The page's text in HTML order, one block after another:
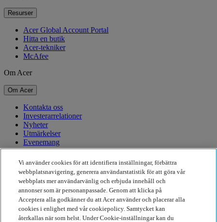
Resurser
Acer Global Account Portal
Hitta en butik
Acer-tekniker
McAfee
Om Acer
Om Acer
Kontakta oss
Investerarrelationer
Nyheter
Utmärkelser
Evenemang
Hållbarhet
Hållbarhet
Företagets sociala ansvar
Produktens koldioxidutsläpp
Project Humanity
Earthion
Vi använder cookies för att identifiera inställningar, förbättra
webbplatsnavigering, generera användarstatistik för att göra vår
webbplats mer användarvänlig och erbjuda innehåll och
annonser som är personanpassade. Genom att klicka på
Acceptera alla godkänner du att Acer använder och placerar alla
cookies i enlighet med vår cookiepolicy. Samtycket kan
återkallas när som helst. Under Cookie-inställningar kan du